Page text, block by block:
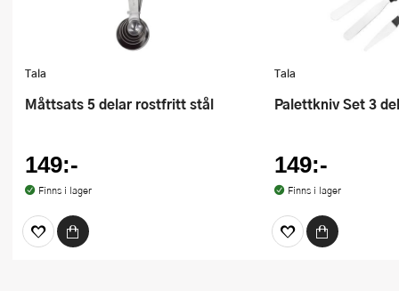
Tala
Måttsats 5 delar rostfritt stål
149:-
Finns i lager
Tala
Palettkniv Set 3
149:-
Finns i lager